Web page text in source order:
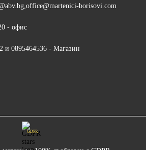
borisovi.com
- офис
и 0895464536 - Магазин
GDPR